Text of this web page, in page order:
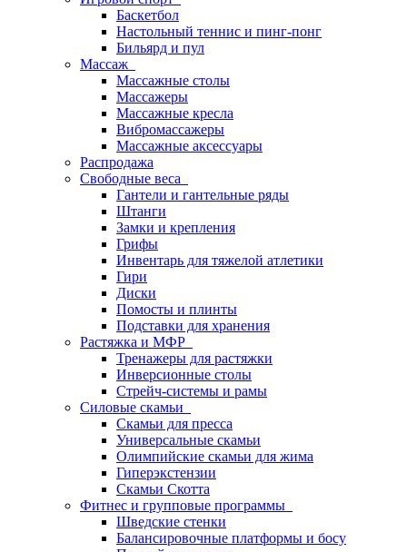
Баскетбол
Настольный теннис и пинг-понг
Бильярд и пул
Массаж
Массажные столы
Массажеры
Массажные кресла
Вибромассажеры
Массажные аксессуары
Распродажа
Свободные веса
Гантели и гантельные ряды
Штанги
Замки и крепления
Грифы
Инвентарь для тяжелой атлетики
Гири
Диски
Помосты и плинты
Подставки для хранения
Растяжка и МФР
Тренажеры для растяжки
Инверсионные столы
Стрейч-системы и рамы
Силовые скамьи
Скамьи для пресса
Универсальные скамьи
Олимпийские скамьи для жима
Гиперэкстензии
Скамьи Скотта
Фитнес и групповые программы
Шведские стенки
Балансировочные платформы и босу